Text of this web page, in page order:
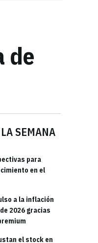
de
SEMANA
para
en el
a la inflación
2026 gracias
el stock en